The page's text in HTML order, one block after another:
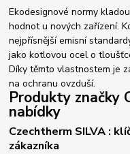
Ekodesignové normy
hodnot u nových zařízení.
nejpřísnější emisní
jako kotlovou ocel o
Díky těmto vlastnostem je
na ochranu ovzduší.
Produkty značky
nabídky
Czechtherm SILVA :
zákazníka